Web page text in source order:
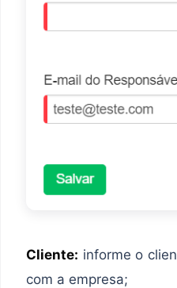
Cliente: informe o
com a empresa;